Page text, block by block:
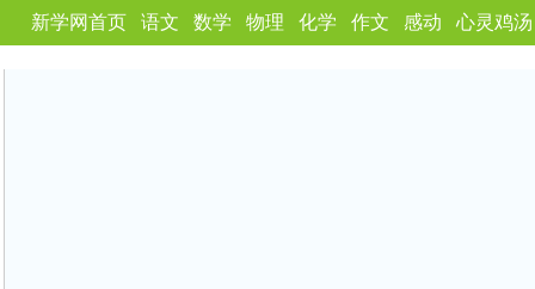
新学网首页 语文 数学 物理 化学 作文 感动 心灵鸡汤